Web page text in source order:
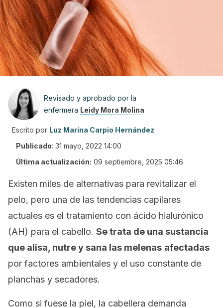
Revisado y aprobado por la
enfermera Leidy Mora Molina
Escrito por Luz Marina Carpio Hernández
Publicado: 31 mayo, 2022 14:00
Última actualización: 09 septiembre, 2025 05:46
Existen miles de alternativas para revitalizar el
pelo, pero una de las tendencias capilares
actuales es el tratamiento con ácido hialurónico
(AH) para el cabello. Se trata de una sustancia
que alisa, nutre y sana las melenas afectadas
por factores ambientales y el uso constante de
planchas y secadores.
Como si fuese la piel, la cabellera demanda